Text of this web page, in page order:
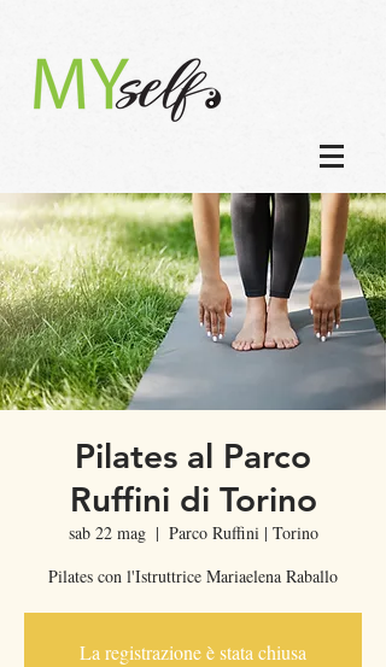
Pilates al Parco
Ruffini di Torino
sab 22 mag
  |
Parco Ruffini | Torino
Pilates con l'Istruttrice Mariaelena Raballo
La registrazione è stata chiusa